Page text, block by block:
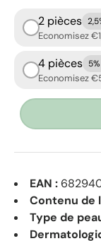
2 pièces
Economisez
4 pièces
Economisez
EAN :
Contenu de
Type de